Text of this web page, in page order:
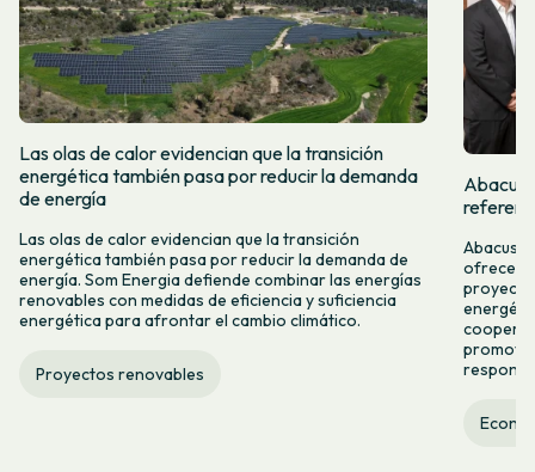
Las olas de calor evidencian que la transición
energética también pasa por reducir la demanda
de energía
Las olas de calor evidencian que la transición
energética también pasa por reducir la demanda de
energía. Som Energia defiende combinar las energías
renovables con medidas de eficiencia y suficiencia
energética para afrontar el cambio climático.
Proyectos renovables
Abacus
Abacus
ofrecer